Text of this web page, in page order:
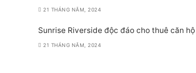
21 THÁNG NĂM, 2024
Sunrise Riverside độc đáo cho thuê căn
21 THÁNG NĂM, 2024